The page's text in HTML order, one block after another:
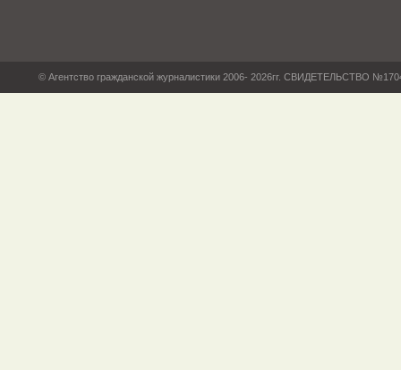
© Агентство гражданской журналистики 2006- 2026гг. СВИДЕТЕЛЬСТВО